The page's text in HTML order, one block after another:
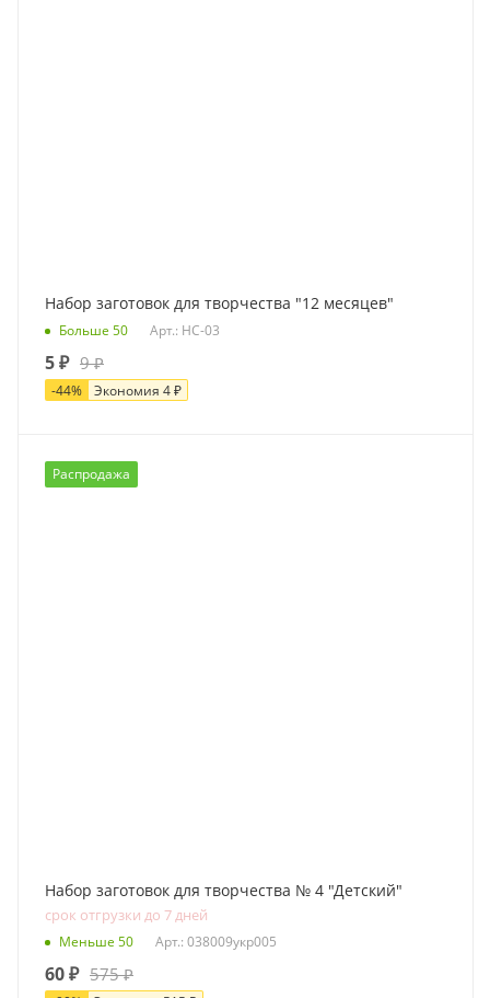
Набор заготовок для творчества "12 месяцев"
Больше 50 Арт.: НС-03
5₽ 9₽
-44% Экономия 4₽
Распродажа
Набор заготовок для творчества № 4 "Детский"
срок отгрузки до 7 дней
Меньше 50 Арт.: 038009укр005
60₽ 575₽